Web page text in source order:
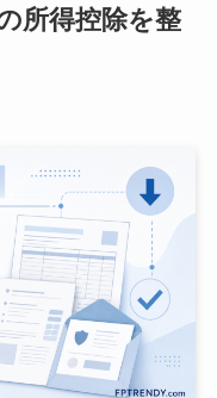
所得控除を整